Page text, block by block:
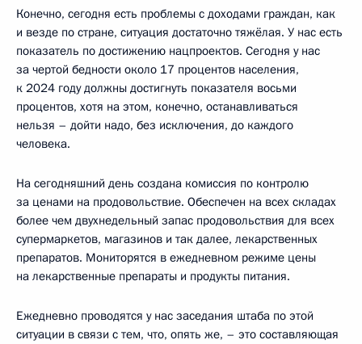
Конечно, сегодня есть проблемы с доходами граждан, как
и везде по стране, ситуация достаточно тяжёлая. У нас есть
показатель по достижению нацпроектов. Сегодня у нас
за чертой бедности около 17 процентов населения,
к 2024 году должны достигнуть показателя восьми
процентов, хотя на этом, конечно, останавливаться
нельзя – дойти надо, без исключения, до каждого
человека.
На сегодняшний день создана комиссия по контролю
за ценами на продовольствие. Обеспечен на всех складах
более чем двухнедельный запас продовольствия для всех
супермаркетов, магазинов и так далее, лекарственных
препаратов. Мониторятся в ежедневном режиме цены
на лекарственные препараты и продукты питания.
Ежедневно проводятся у нас заседания штаба по этой
ситуации в связи с тем, что, опять же, – это составляющая